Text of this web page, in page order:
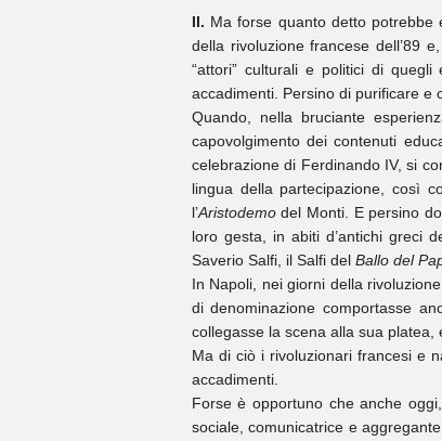
II. Ma forse quanto detto potrebbe
della rivoluzione francese dell’89
“attori” culturali e politici di
accadimenti. Persino di purificare e
Quando, nella bruciante
capovolgimento dei contenuti
celebrazione di Ferdinando IV, si
lingua della partecipazione, così
l’Aristodemodel Monti. E persino
loro gesta, in abiti d’antichi greci
Saverio Salfi, il Salfi del Ballo del
In Napoli, nei giorni della
di denominazione comportasse
collegasse la scena alla sua platea,
Ma di ciò i rivoluzionari francesi e
accadimenti.
Forse è opportuno che anche
sociale, comunicatrice e